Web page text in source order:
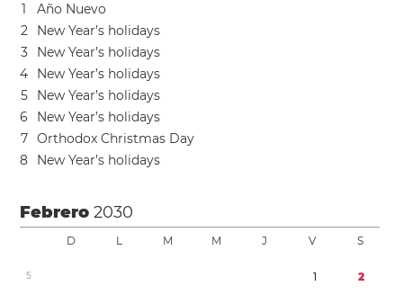
1
Año Nuevo
2
New Year’s holidays
3
New Year’s holidays
4
New Year’s holidays
5
New Year’s holidays
6
New Year’s holidays
7 Orthodox Christmas Day
8
New Year’s holidays
Febrero2030
D L M M J V S
5 1 2